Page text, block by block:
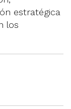
estratégica
los